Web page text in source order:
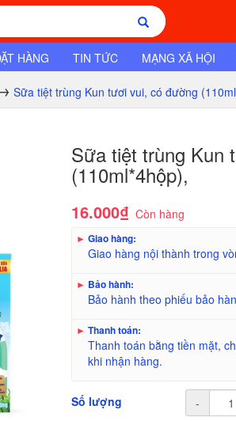
HÀNG TIN TỨC MẠNG XÃ HỘI
Sữa tiệt trùng Kun tươi vui, có đường
Sữa tiệt trùng Kun
(110ml*4hộp),
16.000₫ Còn hàng
► Giao hàng:
Giao hàng nội thành trong
► Bảo hành:
Bảo hành theo phiếu bảo
► Thanh toán:
Thanh toán bằng tiền mặt,
khi nhận hàng.
Số lượng -